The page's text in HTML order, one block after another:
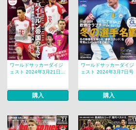
ワールドサッカーダイジ
ェスト 2024年3月21日...
購入
ワールドサッカーダイジ
ェスト 2024年3月7日号
購入